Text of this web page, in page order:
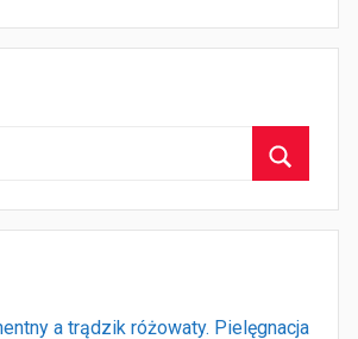
a trądzik różowaty. Pielęgnacja